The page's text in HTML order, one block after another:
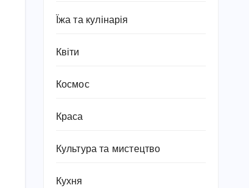
Їжа та кулінарія
Квіти
Космос
Краса
Культура та мистецтво
Кухня